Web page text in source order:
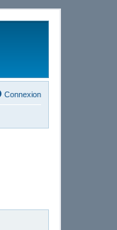
Connexion